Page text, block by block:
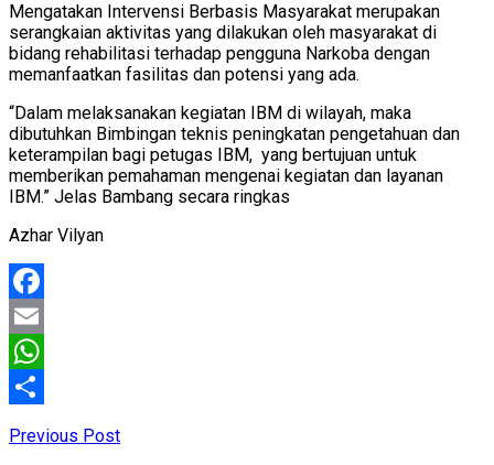
Mengatakan Intervensi Berbasis Masyarakat merupakan
serangkaian aktivitas yang dilakukan oleh masyarakat di
bidang rehabilitasi terhadap pengguna Narkoba dengan
memanfaatkan fasilitas dan potensi yang ada.
“Dalam melaksanakan kegiatan IBM di wilayah, maka
dibutuhkan Bimbingan teknis peningkatan pengetahuan dan
keterampilan bagi petugas IBM, yang bertujuan untuk
memberikan pemahaman mengenai kegiatan dan layanan
IBM.” Jelas Bambang secara ringkas
Azhar Vilyan
Facebook
Email
WhatsApp
Previous Post